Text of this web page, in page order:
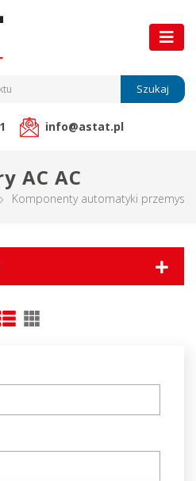
Szukaj
info@astat.pl
AC AC
Komponenty automatyki